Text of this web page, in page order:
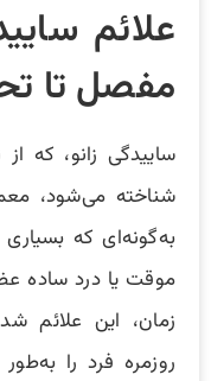
علائم
مفصل تا
ساییدگی زانو، که
شناخته می‌شود،
به‌گونه‌ای که بسیاری
موقت یا درد ساده
زمان، این علائم
روزمره فرد را